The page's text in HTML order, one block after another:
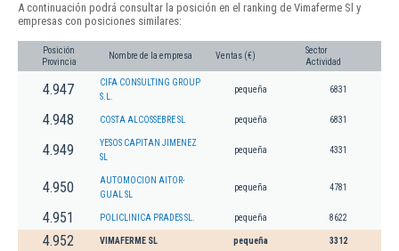
A continuación podrá consultar la posición en el ranking de Vimaferme Sl y
empresas con posiciones similares:
Posición
Provincia
Nombre de la empresa Ventas (€)
Sector
Actividad
4.947
CIFA CONSULTING GROUP
S.L.
pequeña 6831
4.948 COSTA ALCOSSEBRE SL pequeña 6831
4.949
YESOS CAPITAN JIMENEZ
SL
pequeña 4331
4.950
AUTOMOCION AITOR-
GUAL SL
pequeña 4781
4.951 POLICLINICA PRADES SL. pequeña 8622
4.952 VIMAFERME SL pequeña 3312